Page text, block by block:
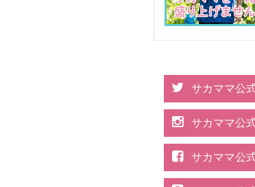
サカママ公
サカママ公
サカママ公